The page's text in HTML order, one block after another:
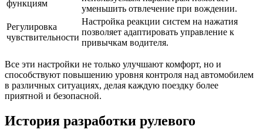
функциям
уменьшить отвлечение при вождении.
Регулировка
чувствительности
Настройка реакции систем на нажатия
позволяет адаптировать управление к
привычкам водителя.
Все эти настройки не только улучшают комфорт, но и
способствуют повышению уровня контроля над автомобилем
в различных ситуациях, делая каждую поездку более
приятной и безопасной.
История разработки рулевого